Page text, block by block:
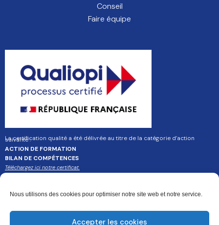
Nous utilisons des cookies pour optimiser notre site web et notre service.
Accepter les cookies
Conseil
Faire équipe
La certification qualité a été délivrée au titre de la catégorie d’action
suivante :
ACTION DE FORMATION
BILAN DE COMPÉTENCES
Téléchargez ici notre certificat.